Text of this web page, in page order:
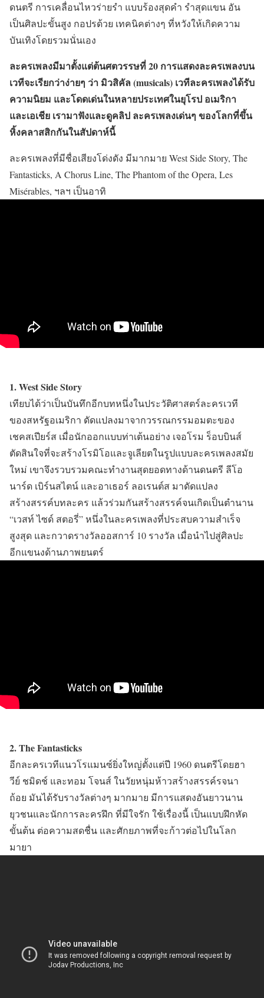
ดนตรี การเคลื่อนไหวร่ายรำ แบบร้องสุดคำ รำสุดแขน อัน
เป็นศิลปะขั้นสูง กอปรด้วย เทคนิคต่างๆ ที่หวังให้เกิดความ
บันเทิงโดยรวมนั่นเอง
ละครเพลงมีมาตั้งแต่ต้นศตวรรษที่ 20 การแสดงละครเพลงบน
เวทีจะเรียกว่าง่ายๆ ว่า มิวสิคัล (musicals) เวทีละครเพลงได้รับ
ความนิยม และโดดเด่นในหลายประเทศในยุโรป อเมริกา
และเอเชีย เรามาฟังและดูคลิป ละครเพลงเด่นๆ ของโลกที่ขึ้น
หิ้งคลาสสิกกันในสัปดาห์นี้
ละครเพลงที่มีชื่อเสียงโด่งดัง มีมากมาย West Side Story, The
Fantasticks, A Chorus Line, The Phantom of the Opera, Les
Misérables, ฯลฯ เป็นอาทิ
1. West Side Story
เทียบได้ว่าเป็นบันทึกอีกบทหนึ่งในประวัติศาสตร์ละครเวที
ของสหรัฐอเมริกา ดัดแปลงมาจากวรรณกรรมอมตะของ
เชคสเปียร์ส เมื่อนักออกแบบท่าเต้นอย่าง เจอโรม ร็อบบินส์
ตัดสินใจที่จะสร้างโรมิโอและจูเลียตในรูปแบบละครเพลงสมัย
ใหม่ เขาจึงรวบรวมคณะทำงานสุดยอดทางด้านดนตรี ลีโอ
นาร์ด เบิร์นสไตน์ และอาเธอร์ ลอเรนต์ส มาดัดแปลง
สร้างสรรค์บทละคร แล้วร่วมกันสร้างสรรค์จนเกิดเป็นตำนาน
“เวสท์ ไซด์ สตอรี่” หนึ่งในละครเพลงที่ประสบความสำเร็จ
สูงสุด และกวาดรางวัลออสการ์ 10 รางวัล เมื่อนำไปสู่ศิลปะ
อีกแขนงด้านภาพยนตร์
2. The Fantasticks
อีกละครเวทีแนวโรแมนซ์ยิ่งใหญ่ตั้งแต่ปี 1960 ดนตรีโดยฮา
วีย์ ชมิดช์ และทอม โจนส์ ในวัยหนุ่มห้าวสร้างสรรค์รจนา
ถ้อย มันได้รับรางวัลต่างๆ มากมาย มีการแสดงอันยาวนาน
ยุวชนและนักการละครฝึก ที่มีใจรัก ใช้เรื่องนี้ เป็นแบบฝึกหัด
ขั้นต้น ต่อความสดชื่น และศักยภาพที่จะก้าวต่อไปในโลก
มายา